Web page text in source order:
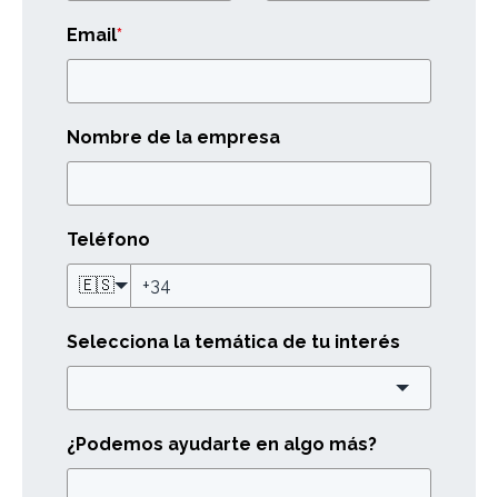
Email*
Nombre de la empresa
Teléfono
🇪🇸
Selecciona la temática de tu interés
¿Podemos ayudarte en algo más?